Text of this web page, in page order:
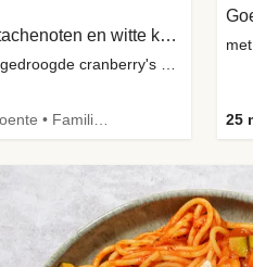
Avocadosalade met pistachenoten en witte kaas
25